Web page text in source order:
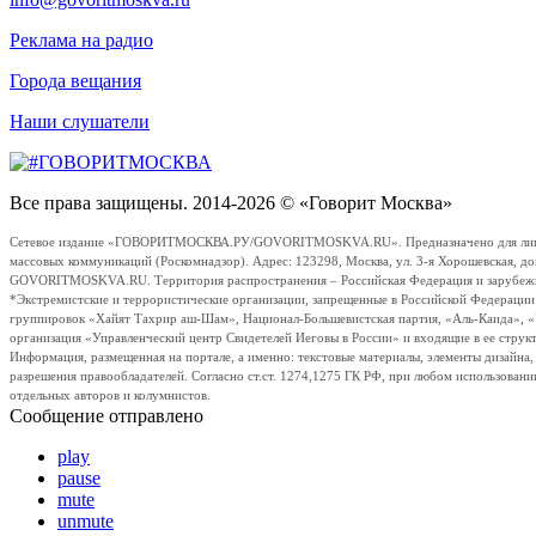
Реклама на радио
Города вещания
Наши слушатели
Все права защищены. 2014-2026 © «Говорит Москва»
Сетевое издание «ГОВОРИТМОСКВА.РУ/GOVORITMOSKVA.RU». Предназначено для
массовых коммуникаций (Роскомнадзор). Адрес: 123298, Москва, ул. 3-я
GOVORITMOSKVA.RU. Территория распространения – Российская Федерация и
*Экстремистские и террористические организации, запрещенные в Российской
группировок «Хайят Тахрир аш-Шам», Национал-Большевистская партия, «Аль-
организация «Управленческий центр Свидетелей Иеговы в России» и входящие в ее
Информация, размещенная на портале, а именно: текстовые материалы, элементы
разрешения правообладателей. Согласно ст.ст. 1274,1275 ГК РФ, при любом
отдельных авторов и колумнистов.
Сообщение отправлено
play
pause
mute
unmute